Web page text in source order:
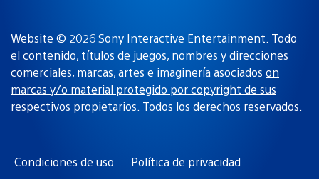
Website © 2026 Sony Interactive Entertainment. Todo
el contenido, títulos de juegos, nombres y direcciones
comerciales, marcas, artes e imaginería asociados on
marcas y/o material protegido por copyright de sus
respectivos propietarios. Todos los derechos reservados.
Condiciones de uso Política de privacidad